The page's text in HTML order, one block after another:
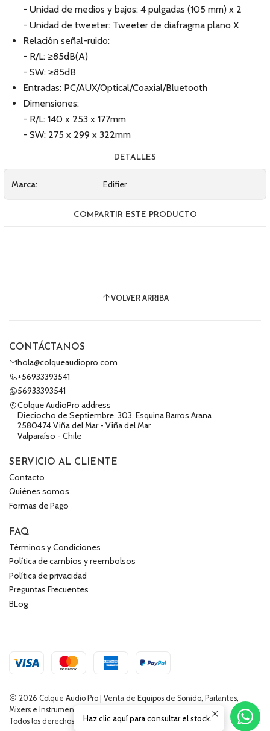
- Unidad de medios y bajos: 4 pulgadas (105 mm) x 2
- Unidad de tweeter: Tweeter de diafragma plano X
Relación señal-ruido:
- R/L: ≥85dB(A)
- SW: ≥85dB
Entradas: PC/AUX/Optical/Coaxial/Bluetooth
Dimensiones:
- R/L: 140 x 253 x 177mm
- SW: 275 x 299 x 322mm
DETALLES
Marca: Edifier
COMPARTIR ESTE PRODUCTO
VOLVER ARRIBA
CONTÁCTANOS
hola@colqueaudiopro.com
+56933393541
56933393541
Colque AudioPro address
Dieciocho de Septiembre, 303, Esquina Barros Arana
2580474 Viña del Mar - Viña del Mar
Valparaíso - Chile
SERVICIO AL CLIENTE
Contacto
Quiénes somos
Formas de Pago
FAQ
Términos y Condiciones
Política de cambios y reembolsos
Política de privacidad
Preguntas Frecuentes
BLog
2026 Colque Audio Pro | Venta de Equipos de Sonido, Parlantes,
Mixers e Instrumentos Musicales.
Todos los derechos reservados.Desarrollado por Jumpseller
Haz clic aquí para consultar el stock.